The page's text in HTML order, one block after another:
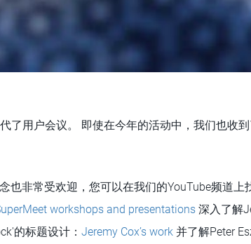
了用户会议。 即使在今年的活动中，我们也收
也非常受欢迎，您可以在我们的YouTube频道上
workshops and presentations 深入了解
的标题设计： Jeremy Cox’s work 并了解Peter